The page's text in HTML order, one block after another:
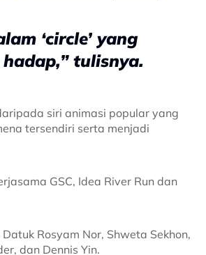
‘circle’ yang
tulisnya.
siri animasi popular yang
tersendiri serta menjadi
GSC, Idea River Run dan
Rosyam Nor, Shweta Sekhon,
dan Dennis Yin.